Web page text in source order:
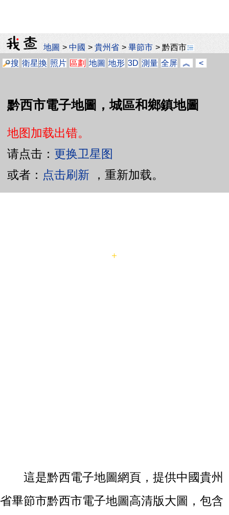
地圖 >中國 >貴州省 >畢節市 >黔西市
搜 衛星換 照片 區劃 地圖 地形 3D 測量 全屏 ︽ <
黔西市電子地圖，城區和鄉鎮地圖
地图加载出错。
请点击： 更换卫星图
或者： 点击刷新 ，重新加载。
這是黔西電子地圖網頁，提供中國貴州
省畢節市黔西市電子地圖高清版大圖，包含